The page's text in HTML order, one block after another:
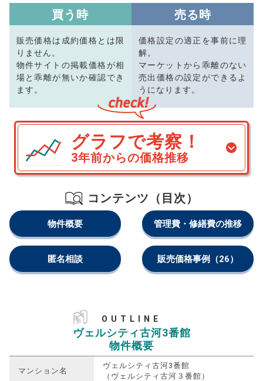
買う時
販売価格は成約価格とは限
りません。
物件サイトの掲載価格が相
場と乖離が無いか確認でき
ます。
売る時
価格設定の適正を事前に理
解。
マーケットから乖離のない
売出価格の設定ができるよ
うになります。
グラフで考察！
3年前からの価格推移
コンテンツ（目次）
物件概要 管理費・修繕費の推移
匿名相談 販売価格事例 （26）
OUTLINE
ヴェルシティ古河3番館
物件概要
マンション名
ヴェルシティ古河3番館
（ヴェルシティ古河３番館）